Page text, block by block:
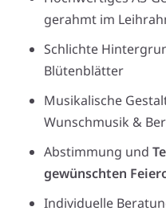
gerahmt im
Schlichte
Blütenblätter
Musikalische
Wunschmusik &
Abstimmung und
gewünschten
Individuelle